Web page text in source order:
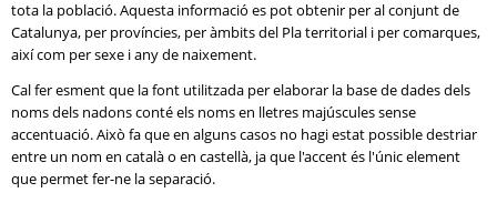
tota la població. Aquesta informació es pot obtenir per al conjunt de
Catalunya, per províncies, per àmbits del Pla territorial i per comarques,
així com per sexe i any de naixement.
Cal fer esment que la font utilitzada per elaborar la base de dades dels
noms dels nadons conté els noms en lletres majúscules sense
accentuació. Això fa que en alguns casos no hagi estat possible destriar
entre un nom en català o en castellà, ja que l'accent és l'únic element
que permet fer-ne la separació.